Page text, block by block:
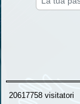
20617758 visitatori